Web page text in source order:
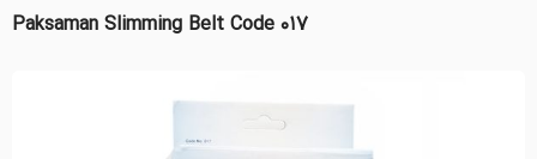
Paksaman Slimming Belt Code 017